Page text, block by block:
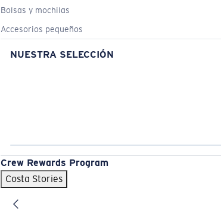
Bolsas y mochilas
Accesorios pequeños
NUESTRA SELECCIÓN
Crew Rewards Program
Costa Stories